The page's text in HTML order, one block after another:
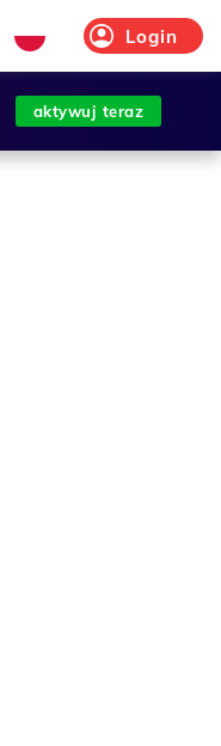
Login
aktywuj teraz